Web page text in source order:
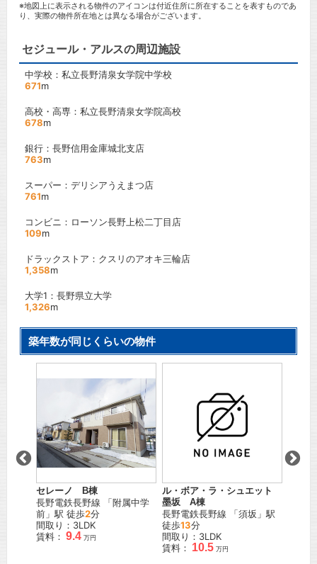
※地図上に表示される物件のアイコンは付近住所に所在することを表すものであ
り、実際の物件所在地とは異なる場合がございます。
セジュール・アルスの周辺施設
中学校：私立長野清泉女学院中学校
671m
高校・高専：私立長野清泉女学院高校
678m
銀行：長野信用金庫城北支店
763m
スーパー：デリシアうえまつ店
761m
コンビニ：ローソン長野上松二丁目店
109m
ドラックストア：クスリのアオキ三輪店
1,358m
大学1：長野県立大学
1,326m
築年数が同じくらいの物件
セレーノ B棟
長野電鉄長野線 「附属中学
前 」駅 徒歩2分
間取り：3LDK
賃料： 9.4 万円
ル・ボア・ラ・シュエット
墨坂 A棟
長野電鉄長野線 「須坂 」駅
徒歩13分
間取り：3LDK
賃料： 10.5 万円